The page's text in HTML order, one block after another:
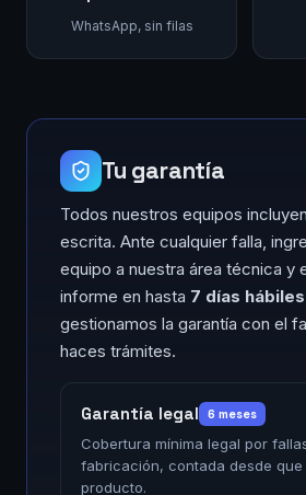
WhatsApp, sin filas
Tu garantía
Todos nuestros equipos
escrita. Ante cualquier falla,
equipo a nuestra área técnica y
informe en hasta 7 días hábiles
gestionamos la garantía con el
haces trámites.
Garantía legal 6 meses
Cobertura mínima legal por
fabricación, contada desde que
producto.